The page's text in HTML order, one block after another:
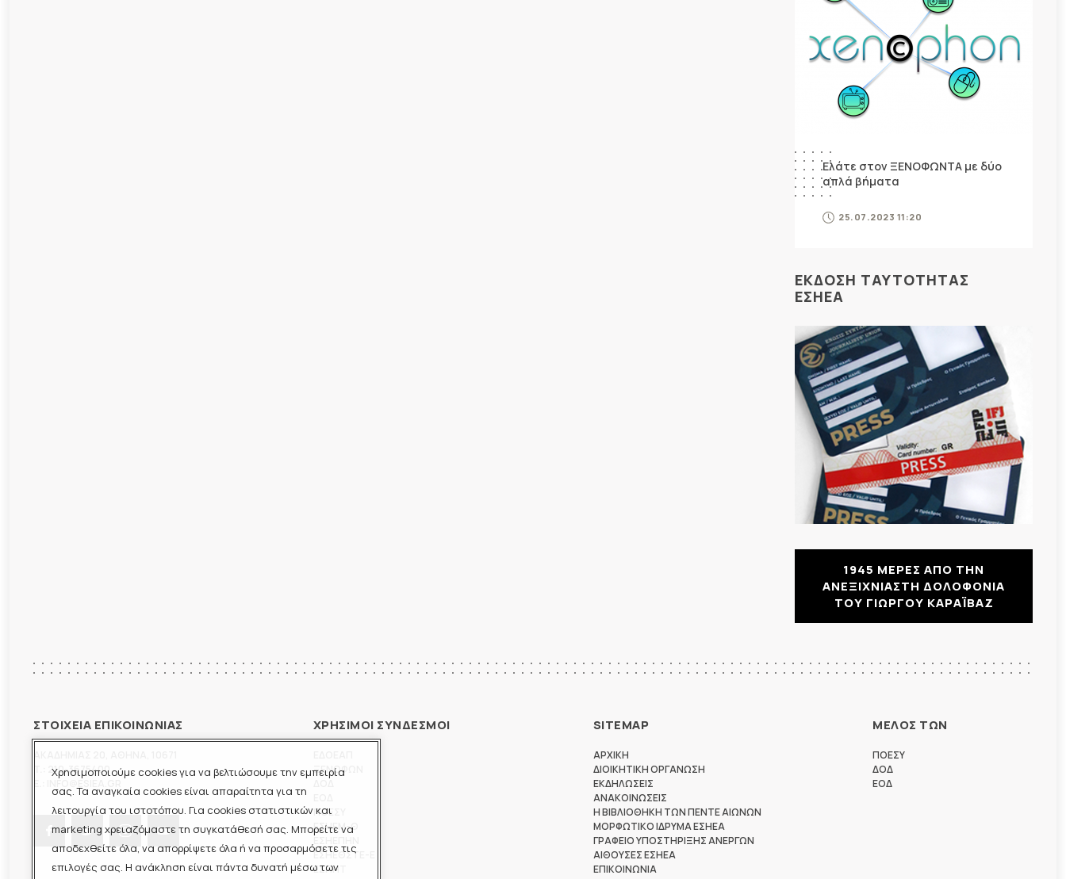
Χρησιμοποιούμε cookies για να βελτιώσουμε την εμπειρία
σας. Τα αναγκαία cookies είναι απαραίτητα για τη
λειτουργία του ιστοτόπου. Για cookies στατιστικών και
marketing χρειαζόμαστε τη συγκατάθεσή σας. Μπορείτε να
αποδεχθείτε όλα, να απορρίψετε όλα ή να προσαρμόσετε τις
επιλογές σας. Η ανάκληση είναι πάντα δυνατή μέσω των
Ελάτε στον ΞΕΝΟΦΩΝΤΑ με δύο
απλά βήματα
25.07.2023 11:20
ΕΚΔΟΣΗ ΤΑΥΤΟΤΗΤΑΣ
ΕΣΗΕΑ
1945 ΜΕΡΕΣ ΑΠΟ ΤΗΝ
ΑΝΕΞΙΧΝΙΑΣΤΗ ΔΟΛΟΦΟΝΙΑ
ΤΟΥ ΓΙΩΡΓΟΥ ΚΑΡΑΪΒΑΖ
ΣΤΟΙΧΕΙΑ ΕΠΙΚΟΙΝΩΝΙΑΣ
210-3675400
ΧΡΗΣΙΜΟΙ ΣΥΝΔΕΣΜΟΙ
ΞΕΝΟΦΩΝ
ΠΟΕΣΥ
ΕΣΗΕΜ-Θ
ΕΣΗΕΘΣΤΕ-Ε
ΕΣΠΗΤ
SITEMAP
ΑΡΧΙΚΗ
ΔΙΟΙΚΗΤΙΚΗ ΟΡΓΑΝΩΣΗ
ΕΚΔΗΛΩΣΕΙΣ
ΑΝΑΚΟΙΝΩΣΕΙΣ
Η ΒΙΒΛΙΟΘΗΚΗ ΤΩΝ ΠΕΝΤΕ ΑΙΩΝΩΝ
ΜΟΡΦΩΤΙΚΟ ΙΔΡΥΜΑ ΕΣΗΕΑ
ΓΡΑΦΕΙΟ ΥΠΟΣΤΗΡΙΞΗΣ ΑΝΕΡΓΩΝ
ΑΙΘΟΥΣΕΣ ΕΣΗΕΑ
ΕΠΙΚΟΙΝΩΝΙΑ
ΜΕΛΟΣ ΤΩΝ
ΠΟΕΣΥ
ΔΟΔ
ΕΟΔ